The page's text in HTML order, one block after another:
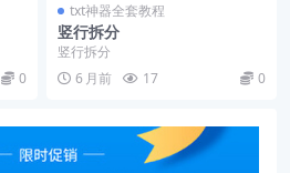
0
txt神器全套教程
竖行拆分
竖行拆分
6 月前
17 0